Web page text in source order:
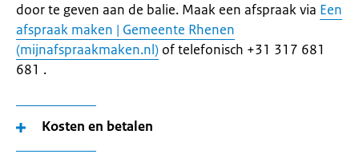
door te geven aan de balie. Maak een afspraak via Een
afspraak maken | Gemeente Rhenen
(mijnafspraakmaken.nl) of telefonisch +31 317 681
681 .
Kosten en betalen